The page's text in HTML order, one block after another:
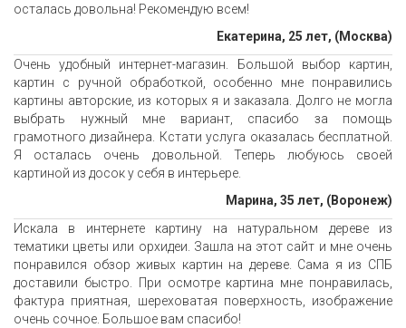
осталась довольна! Рекомендую всем!
Екатерина, 25 лет, (Москва)
Очень удобный интернет-магазин. Большой выбор картин,
картин с ручной обработкой, особенно мне понравились
картины авторские, из которых я и заказала. Долго не могла
выбрать нужный мне вариант, спасибо за помощь
грамотного дизайнера. Кстати услуга оказалась бесплатной.
Я осталась очень довольной. Теперь любуюсь своей
картиной из досок у себя в интерьере.
Марина, 35 лет, (Воронеж)
Искала в интернете картину на натуральном дереве из
тематики цветы или орхидеи. Зашла на этот сайт и мне очень
понравился обзор живых картин на дереве. Сама я из СПБ
доставили быстро. При осмотре картина мне понравилась,
фактура приятная, шереховатая поверхность, изображение
очень сочное. Большое вам спасибо!